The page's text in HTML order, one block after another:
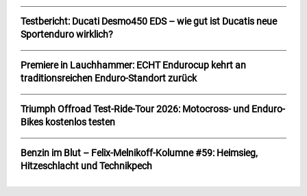
Testbericht: Ducati Desmo450 EDS – wie gut ist Ducatis neue
Sportenduro wirklich?
Premiere in Lauchhammer: ECHT Endurocup kehrt an
traditionsreichen Enduro-Standort zurück
Triumph Offroad Test-Ride-Tour 2026: Motocross- und Enduro-
Bikes kostenlos testen
Benzin im Blut – Felix-Melnikoff-Kolumne #59: Heimsieg,
Hitzeschlacht und Technikpech